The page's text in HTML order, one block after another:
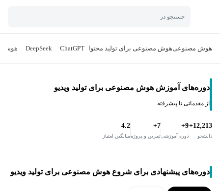
جستجو در
هوش مصنوعیهوش مصنوعی برای تولید محتوا ChatGPT
DeepSeek هوش
دوره‌های آموزش هوش مصنوعی برای تولید ویدیو
از مقدماتی تا پیشرفته
12,213+
دانشجو
9+
دوره آموزشی
7+
تمرین و پروژه
4.2
میانگین امتیاز
دوره‌های پیشنهادی برای شروع هوش مصنوعی برای تولید ویدیو